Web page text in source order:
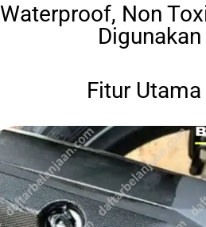
Waterproof, Non
Digunakan
Fitur Utama